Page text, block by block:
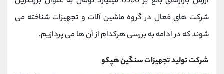
شرکت های فعال در گروه ماشین آلات و تجهیزات شناخته می
شوند که در ادامه به بررسی هرکدام از آن ها می پردازیم.
شرکت تولید تجهیزات سنگین هپکو